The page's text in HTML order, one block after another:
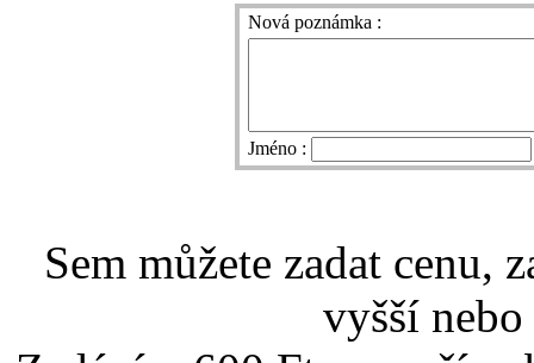
Nová poznámka :
Jméno :
Sem můžete zadat cenu,
vyšší